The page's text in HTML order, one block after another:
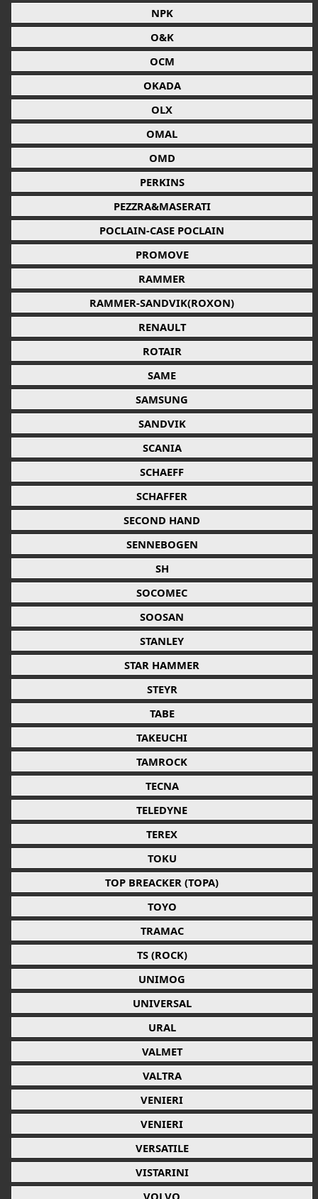
NPK
O&K
OCM
OKADA
OLX
OMAL
OMD
PERKINS
PEZZRA&MASERATI
POCLAIN-CASE POCLAIN
PROMOVE
RAMMER
RAMMER-SANDVIK(ROXON)
RENAULT
ROTAIR
SAME
SAMSUNG
SANDVIK
SCANIA
SCHAEFF
SCHAFFER
SECOND HAND
SENNEBOGEN
SH
SOCOMEC
SOOSAN
STANLEY
STAR HAMMER
STEYR
TABE
TAKEUCHI
TAMROCK
TECNA
TELEDYNE
TEREX
TOKU
TOP BREACKER (TOPA)
TOYO
TRAMAC
TS (ROCK)
UNIMOG
UNIVERSAL
URAL
VALMET
VALTRA
VENIERI
VENIERI
VERSATILE
VISTARINI